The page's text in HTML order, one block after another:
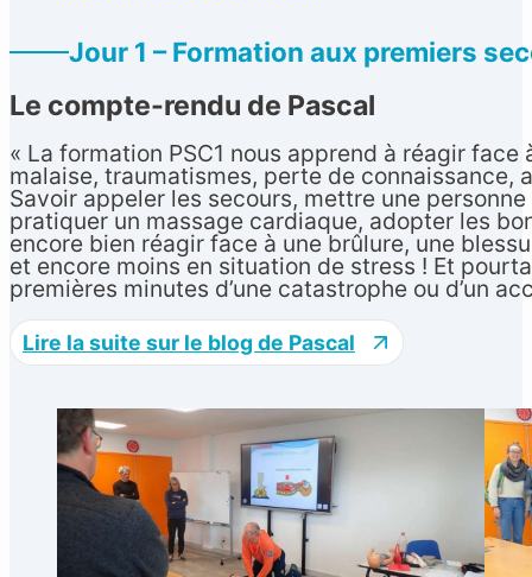
Jour 1 – Formation aux premiers
Le compte-rendu de Pascal
« La formation PSC1 nous apprend à réagir
malaise, traumatismes, perte de connaissance,
Savoir appeler les secours, mettre une
pratiquer un massage cardiaque, adopter les
encore bien réagir face à une brûlure, une
et encore moins en situation de stress ! Et
premières minutes d’une catastrophe ou d’un
Lire la suite sur le blog de Pascal